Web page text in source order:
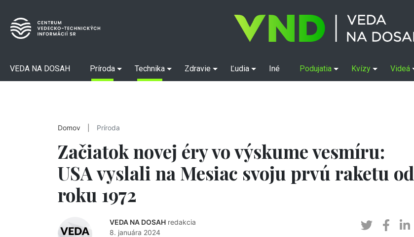
VEDA NA DOSAH Príroda Technika Zdravie Ľudia Iné Podujatia Kvízy Videá
Domov Príroda
Začiatok novej éry vo výskume vesmíru:
USA vyslali na Mesiac svoju prvú raketu od
roku 1972
VEDA NA DOSAH redakcia
8. januára 2024